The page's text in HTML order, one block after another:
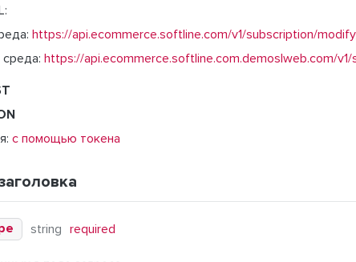
https://api.ecommerce.softline.com/v1/subscription/
среда: https://api.ecommerce.softline.com.demoslweb.com/
с помощью токена
string required